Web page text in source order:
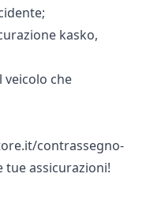
;
kasko,
che
contrassegno-
assicurazioni!